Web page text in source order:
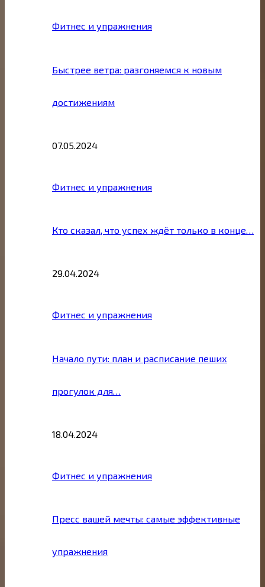
Фитнес и упражнения
Быстрее ветра: разгоняемся к новым
достижениям
07.05.2024
Фитнес и упражнения
Кто сказал, что успех ждёт только в конце…
29.04.2024
Фитнес и упражнения
Начало пути: план и расписание пеших
прогулок для…
18.04.2024
Фитнес и упражнения
Пресс вашей мечты: самые эффективные
упражнения